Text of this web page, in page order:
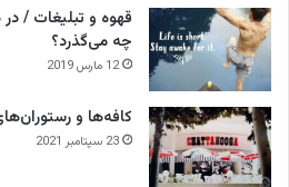
قهوه و تبلیغات /
چه می‌گذرد؟
12 مارس 2019
کافه‌ها و
23 سپتامبر 2021